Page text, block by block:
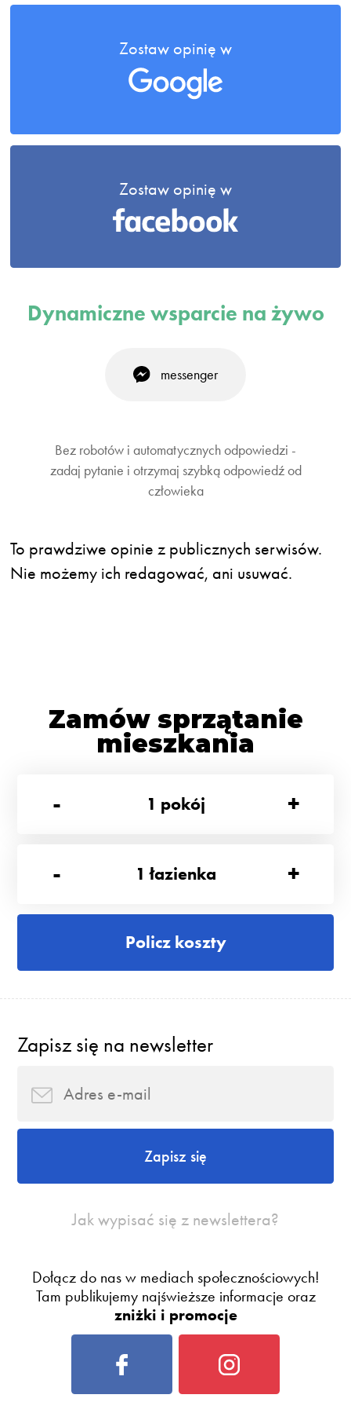
Zostaw opinię w
Zostaw opinię w
Dynamiczne wsparcie na żywo
messenger
Bez robotów i automatycznych odpowiedzi -
zadaj pytanie i otrzymaj szybką odpowiedź od
człowieka
To prawdziwe opinie z publicznych serwisów.
Nie możemy ich redagować, ani usuwać.
Zamów sprzątanie
mieszkania
-
1 pokój +
- 1 łazienka +
Policz koszty
Zapisz się na newsletter
Zapisz się
Jak wypisać się z newslettera?
Dołącz do nas w mediach społecznościowych!
Tam publikujemy najświeższe informacje oraz
zniżki i promocje